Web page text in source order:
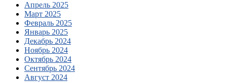
Апрель 2025
Март 2025
Февраль 2025
Январь 2025
Декабрь 2024
Ноябрь 2024
Октябрь 2024
Сентябрь 2024
Август 2024